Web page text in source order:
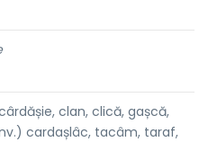
clan, clică, gașcă,
cardașlâc, tacâm, taraf,